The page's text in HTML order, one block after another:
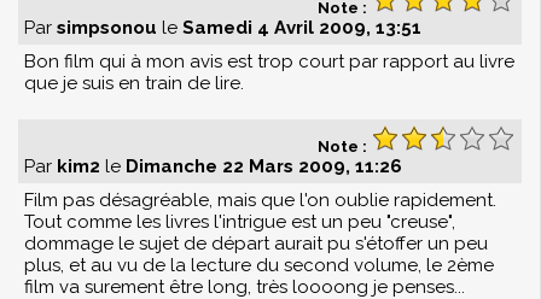
Note :
Par simpsonou le Samedi 4 Avril 2009, 13:51
Bon film qui à mon avis est trop court par rapport au livre
que je suis en train de lire.
Note :
Par kim2 le Dimanche 22 Mars 2009, 11:26
Film pas désagréable, mais que l'on oublie rapidement.
Tout comme les livres l'intrigue est un peu "creuse",
dommage le sujet de départ aurait pu s'étoffer un peu
plus, et au vu de la lecture du second volume, le 2ème
film va surement être long, très loooong je penses...